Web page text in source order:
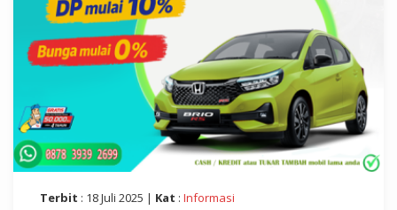
Terbit : 18 Juli 2025 | Kat : Informasi